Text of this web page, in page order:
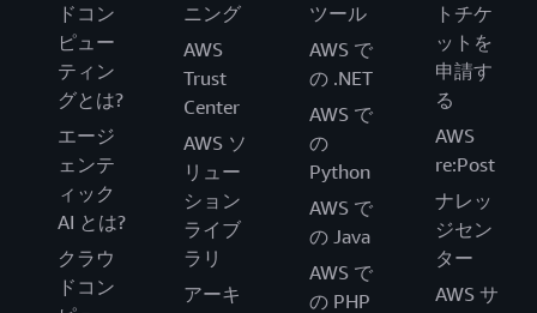
ドコン
ピュー
ティン
グとは?
エージ
ェンテ
ィック
AI とは?
クラウ
ドコン
ニング
AWS
Trust
Center
AWS ソ
リュー
ション
ライブ
ラリ
アーキ
ツール
AWS で
の .NET
AWS で
の
Python
AWS で
の Java
AWS で
の PHP
トチケ
ットを
申請す
る
AWS
re:Post
ナレッ
ジセン
ター
AWS サ